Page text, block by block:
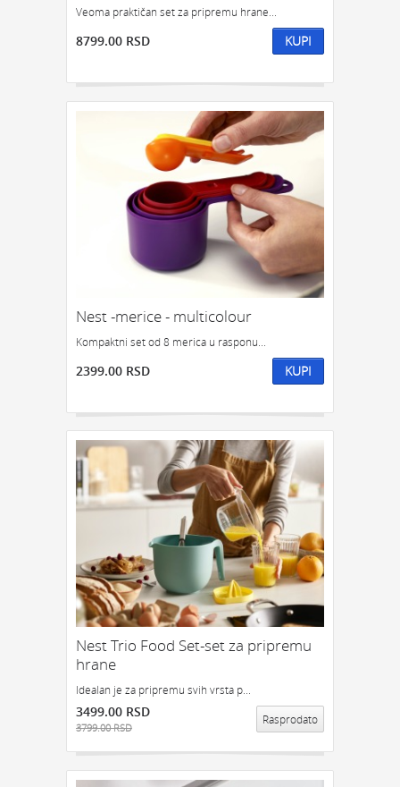
Veoma praktičan set za pripremu hrane...
8799.00 RSD KUPI
Nest -merice - multicolour
Kompaktni set od 8 merica u rasponu...
2399.00 RSD KUPI
Nest Trio Food Set-set za pripremu
hrane
Idealan je za pripremu svih vrsta p...
3499.00 RSD
3799.00 RSD
Rasprodato